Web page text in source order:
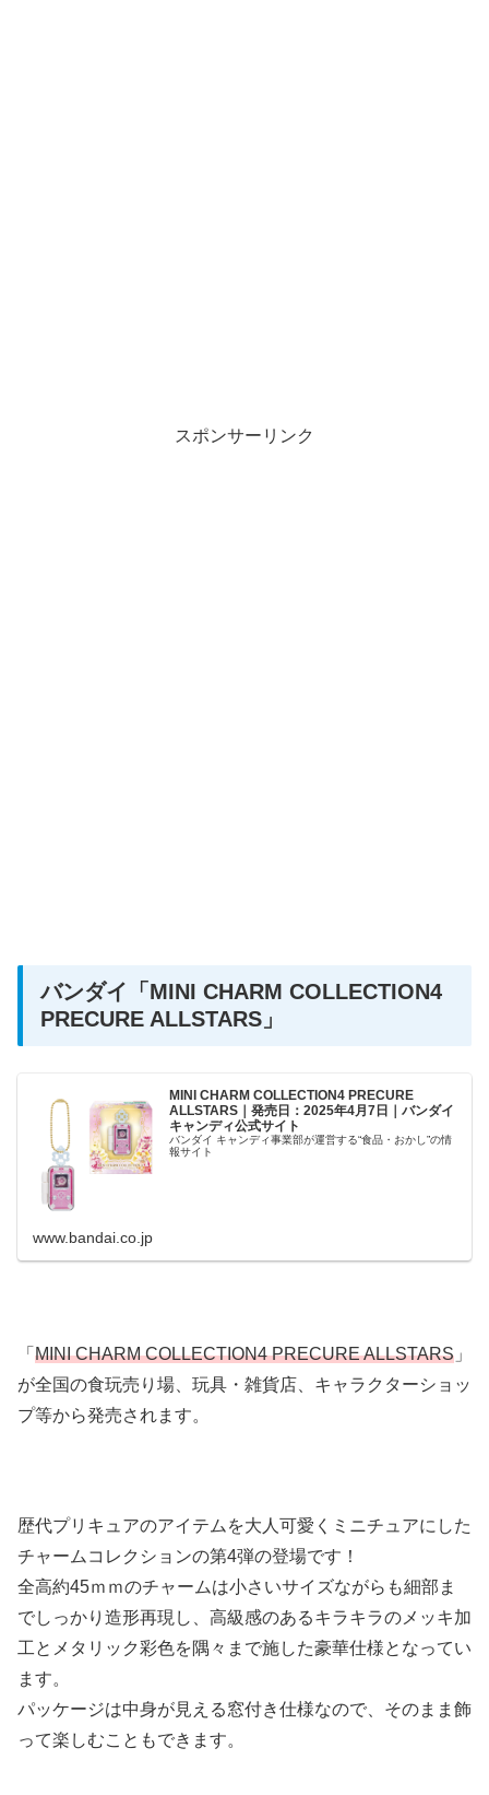
スポンサーリンク
バンダイ 「MINI CHARM COLLECTION4
PRECURE ALLSTARS」
MINI CHARM COLLECTION4 PRECURE
ALLSTARS｜発売日：2025年4月7日｜バンダイ
キャンディ公式サイト
バンダイ キャンディ事業部が運営する“食品・おかし”の情
報サイト
www.bandai.co.jp
「 MINI CHARM COLLECTION4 PRECURE ALLSTARS 」
が全国の食玩売り場、玩具・雑貨店、キャラクターショッ
プ等から発売されます。
歴代プリキュアのアイテムを大人可愛くミニチュアにした
チャームコレクションの第4弾の登場です！
全高約45ｍｍのチャームは小さいサイズながらも細部ま
でしっかり造形再現し、高級感のあるキラキラのメッキ加
工とメタリック彩色を隅々まで施した豪華仕様となってい
ます。
パッケージは中身が見える窓付き仕様なので、そのまま飾
って楽しむこともできます。